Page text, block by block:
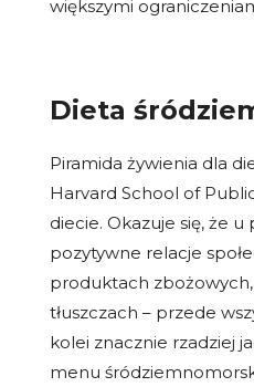
większymi
Dieta
Piramida żywienia dla
Harvard School of
diecie. Okazuje się, że
pozytywne relacje
produktach zbożowych,
tłuszczach – przede
kolei znacznie rzadziej
menu